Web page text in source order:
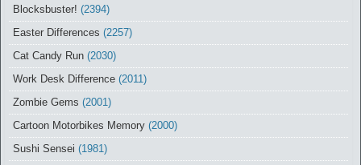
Blocksbuster! (2394)
Easter Differences (2257)
Cat Candy Run (2030)
Work Desk Difference (2011)
Zombie Gems (2001)
Cartoon Motorbikes Memory (2000)
Sushi Sensei (1981)